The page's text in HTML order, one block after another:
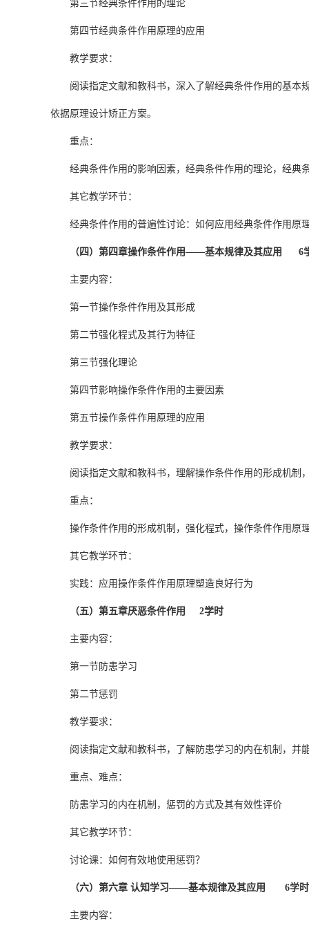
第三节经典条件作用的理论
第四节经典条件作用原理的应用
教学要求：
阅读指定文献和教科书，深入了解经典条件作用的基
依据原理设计矫正方案。
重点：
经典条件作用的影响因素，经典条件作用的理论，经典
其它教学环节：
经典条件作用的普遍性讨论：如何应用经典条件作用原
（四）第四章操作条件作用——基本规律及其应用 6
主要内容：
第一节操作条件作用及其形成
第二节强化程式及其行为特征
第三节强化理论
第四节影响操作条件作用的主要因素
第五节操作条件作用原理的应用
教学要求：
阅读指定文献和教科书，理解操作条件作用的形成机
重点：
操作条件作用的形成机制，强化程式，操作条件作用原
其它教学环节：
实践：应用操作条件作用原理塑造良好行为
（五）第五章厌恶条件作用 2学时
主要内容：
第一节防患学习
第二节惩罚
教学要求：
阅读指定文献和教科书，了解防患学习的内在机制，并
重点、难点：
防患学习的内在机制，惩罚的方式及其有效性评价
其它教学环节：
讨论课：如何有效地使用惩罚？
（六）第六章 认知学习——基本规律及其应用 6学时
主要内容：